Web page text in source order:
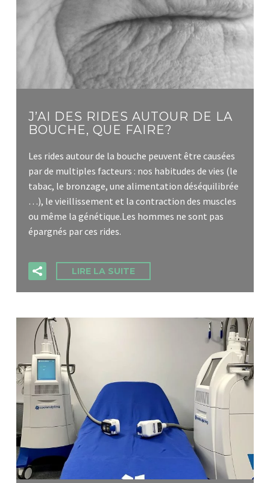
J’AI DES RIDES AUTOUR DE LA
BOUCHE, QUE FAIRE?
Les rides autour de la bouche peuvent être causées
par de multiples facteurs : nos habitudes de vies (le
tabac, le bronzage, une alimentation déséquilibrée
…), le vieillissement et la contraction des muscles
ou même la génétique.Les hommes ne sont pas
épargnés par ces rides.
LIRE LA SUITE